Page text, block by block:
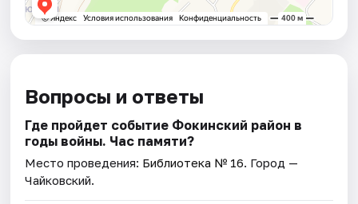
Вопросы и ответы
Где пройдет событие Фокинский район в
годы войны. Час памяти?
Место проведения: Библиотека № 16. Город —
Чайковский.